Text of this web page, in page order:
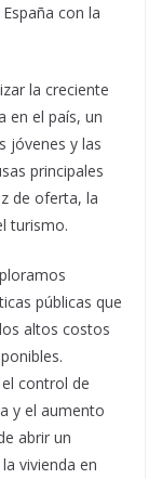
con la
la creciente
en el país, un
jóvenes y las
principales
de oferta, la
turismo.
públicas que
altos costos
control de
y el aumento
abrir un
vivienda en